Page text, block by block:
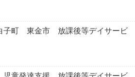
町 東金市 放課後等デイサービ